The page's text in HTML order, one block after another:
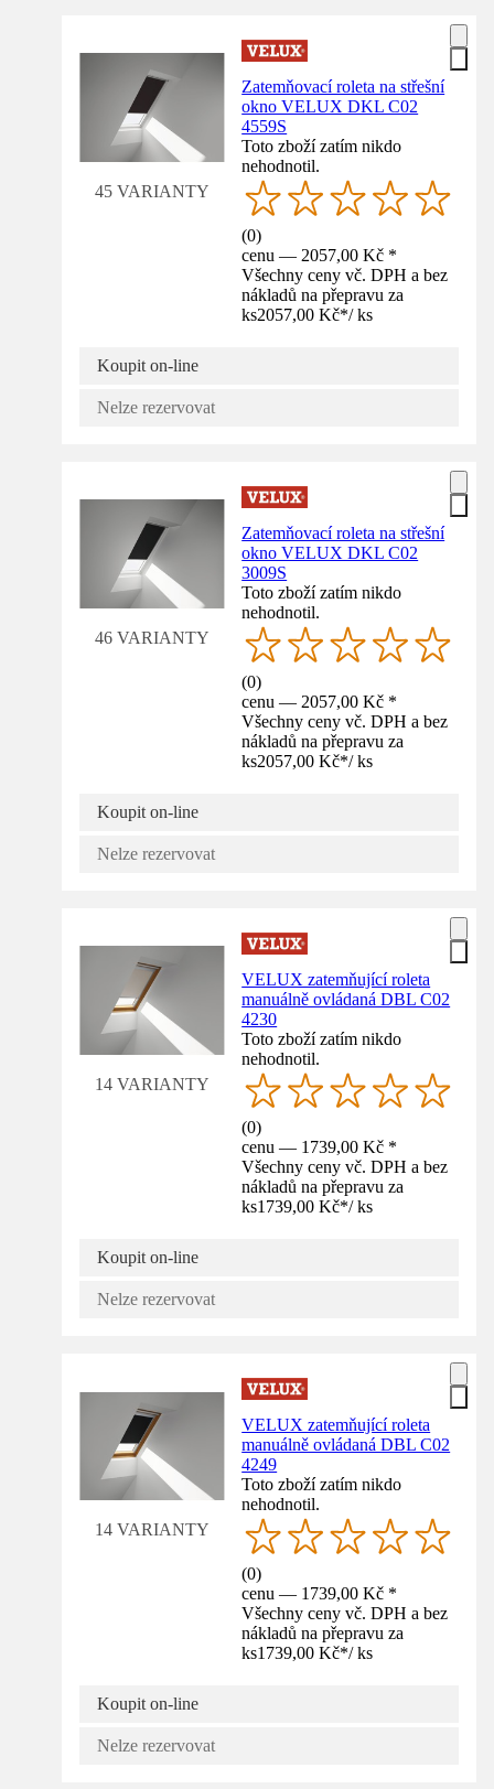
45 VARIANTY
Zatemňovací roleta na střešní
okno VELUX DKL C02
4559S
Toto zboží zatím nikdo
nehodnotil.
(0)
cenu — 2057,00 Kč *
Všechny ceny vč. DPH a bez
nákladů na přepravu za
ks2057,00 Kč*/ ks
Koupit on-line
Nelze rezervovat
46 VARIANTY
Zatemňovací roleta na střešní
okno VELUX DKL C02
3009S
Toto zboží zatím nikdo
nehodnotil.
(0)
cenu — 2057,00 Kč *
Všechny ceny vč. DPH a bez
nákladů na přepravu za
ks2057,00 Kč*/ ks
Koupit on-line
Nelze rezervovat
14 VARIANTY
VELUX zatemňující roleta
manuálně ovládaná DBL C02
4230
Toto zboží zatím nikdo
nehodnotil.
(0)
cenu — 1739,00 Kč *
Všechny ceny vč. DPH a bez
nákladů na přepravu za
ks1739,00 Kč*/ ks
Koupit on-line
Nelze rezervovat
14 VARIANTY
VELUX zatemňující roleta
manuálně ovládaná DBL C02
4249
Toto zboží zatím nikdo
nehodnotil.
(0)
cenu — 1739,00 Kč *
Všechny ceny vč. DPH a bez
nákladů na přepravu za
ks1739,00 Kč*/ ks
Koupit on-line
Nelze rezervovat